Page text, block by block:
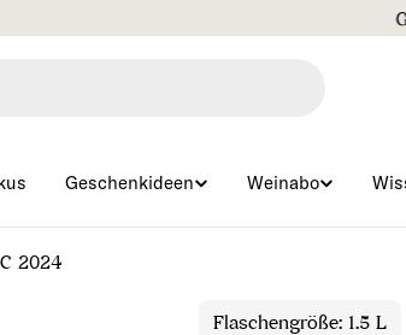
Geschenkideen Weinabo
2024
Flaschengröße: 1.5 L